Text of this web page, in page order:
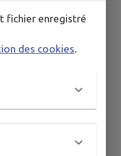
fichier enregistré
des cookies